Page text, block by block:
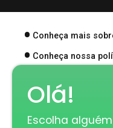
Conheça mais
Conheça nossa
Quer que nós ligamos
abaixo.
Olá!
Escolha